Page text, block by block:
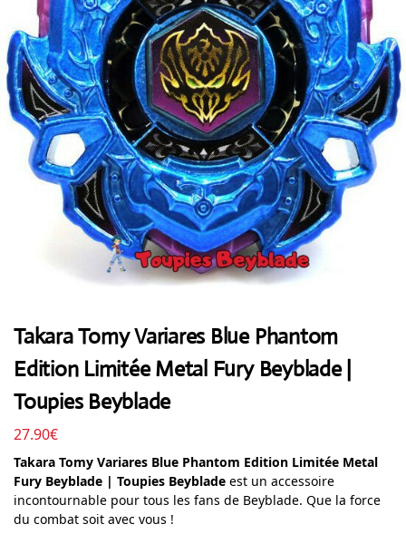
Takara Tomy Variares Blue Phantom
Edition Limitée Metal Fury Beyblade |
Toupies Beyblade
27.90€
Takara Tomy Variares Blue Phantom Edition Limitée Metal
Fury Beyblade | Toupies Beyblade est un accessoire
incontournable pour tous les fans de Beyblade. Que la force
du combat soit avec vous !